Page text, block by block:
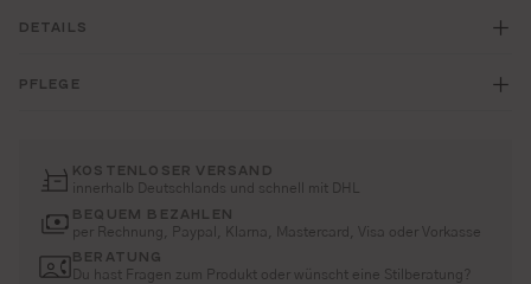
DETAILS
PFLEGE
KOSTENLOSER VERSAND
innerhalb Deutschlands und schnell mit DHL
BEQUEM BEZAHLEN
per Rechnung, Paypal, Klarna, Mastercard, Visa oder Vorkasse
BERATUNG
Du hast Fragen zum Produkt oder wünscht eine Stilberatung?